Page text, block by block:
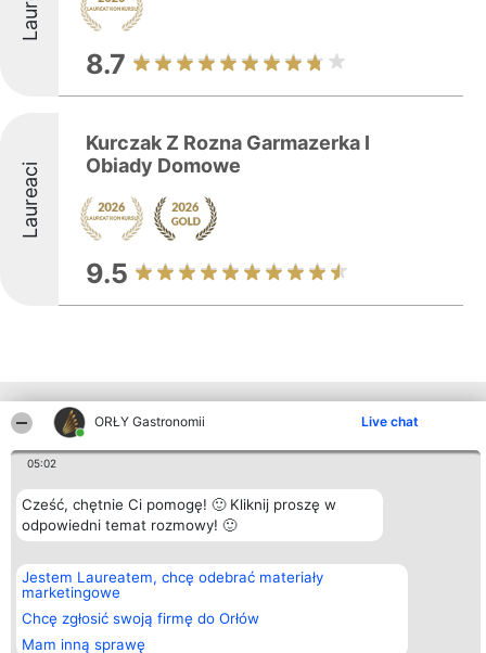
ORŁY Gastronomii Live chat
05:02
Cześć, chętnie Ci pomogę! 🙂 Kliknij proszę w
odpowiedni temat rozmowy! 🙂
Jestem Laureatem, chcę odebrać materiały
marketingowe
Chcę zgłosić swoją firmę do Orłów
Mam inną sprawę
8.7
Laureaci
Kurczak Z Rozna Garmazerka I
Obiady Domowe
9.5
Inne firmy z województwa
Organizator plebiscytu
Bright Side Solutions sp. z o.
o. sp. k.
ul. Ruska 22
KRS 0000749100 | Regon
381313360 | NIP 8943132676
+48 508 492 400
Plebiscyt
Laureaci
Lista
wszystkich
Zasady
Prywatności
Kontakt
Kontakt